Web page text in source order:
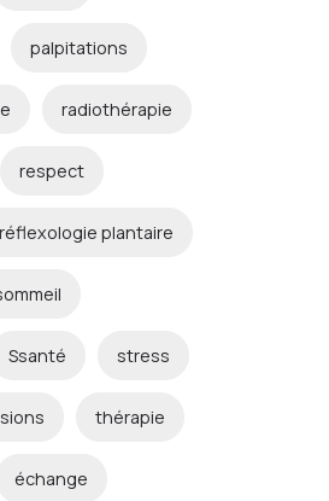
palpitations
radiothérapie
respect
réflexologie plantaire
Ssanté stress
thérapie
échange